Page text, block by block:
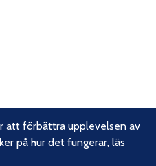
att förbättra upplevelsen av
på hur det fungerar,läs